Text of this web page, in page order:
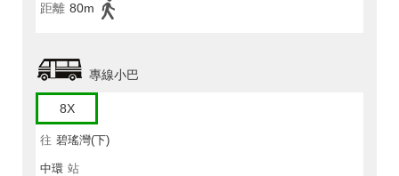
距離 80m
專線小巴
8X
往 碧瑤灣(下)
中環 站